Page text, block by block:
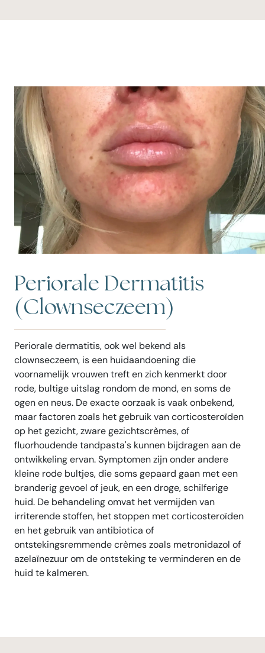
Periorale Dermatitis
(Clownseczeem)
Periorale dermatitis, ook wel bekend als
clownseczeem, is een huidaandoening die
voornamelijk vrouwen treft en zich kenmerkt door
rode, bultige uitslag rondom de mond, en soms de
ogen en neus. De exacte oorzaak is vaak onbekend,
maar factoren zoals het gebruik van corticosteroïden
op het gezicht, zware gezichtscrèmes, of
fluorhoudende tandpasta's kunnen bijdragen aan de
ontwikkeling ervan. Symptomen zijn onder andere
kleine rode bultjes, die soms gepaard gaan met een
branderig gevoel of jeuk, en een droge, schilferige
huid. De behandeling omvat het vermijden van
irriterende stoffen, het stoppen met corticosteroïden
en het gebruik van antibiotica of
ontstekingsremmende crèmes zoals metronidazol of
azelaïnezuur om de ontsteking te verminderen en de
huid te kalmeren.